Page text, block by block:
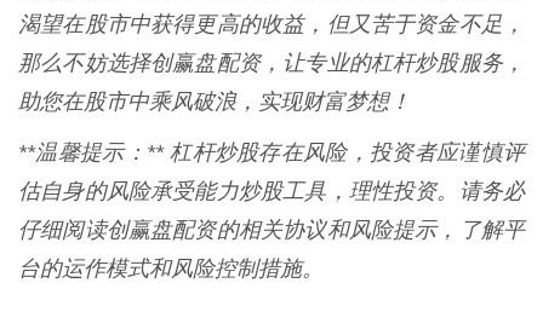
渴望在股市中获得更高的收益，但又苦于资金不足，
那么不妨选择创赢盘配资，让专业的杠杆炒股服务，
助您在股市中乘风破浪，实现财富梦想！
**温馨提示：** 杠杆炒股存在风险，投资者应谨慎评
估自身的风险承受能力炒股工具，理性投资。请务必
仔细阅读创赢盘配资的相关协议和风险提示，了解平
台的运作模式和风险控制措施。